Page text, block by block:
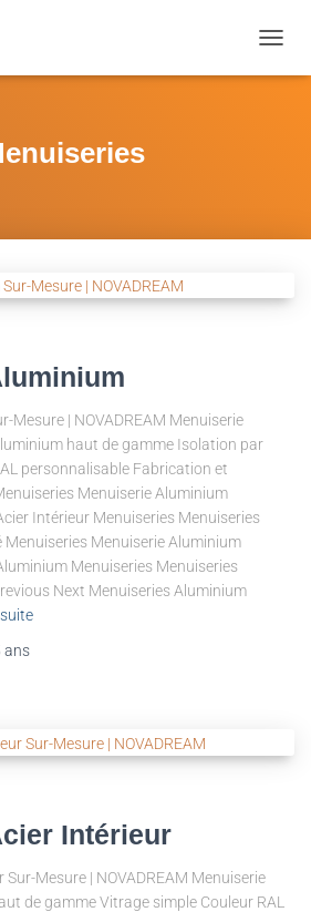
Mesure | NOVADREAM Menuiserie
haut de gamme Isolation par
personnalisable Fabrication et
Menuiserie Aluminium
Intérieur Menuiseries Menuiseries
Menuiserie Aluminium
Menuiseries Menuiseries
Next Menuiseries Aluminium
ans
Intérieur
Mesure | NOVADREAM Menuiserie
de gamme Vitrage simple Couleur RAL